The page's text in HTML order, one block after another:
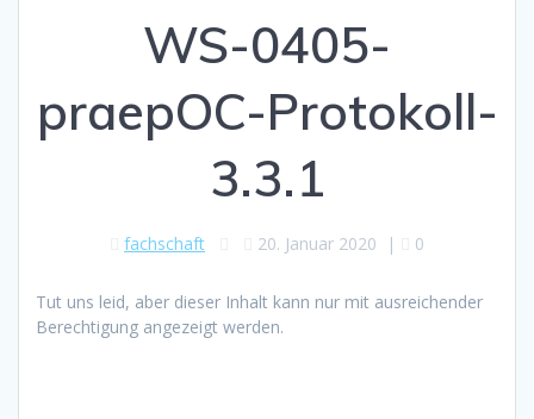
WS-0405-
praepOC-Protokoll-
3.3.1
fachschaft 20. Januar 2020 | 0
Tut uns leid, aber dieser Inhalt kann nur mit ausreichender
Berechtigung angezeigt werden.